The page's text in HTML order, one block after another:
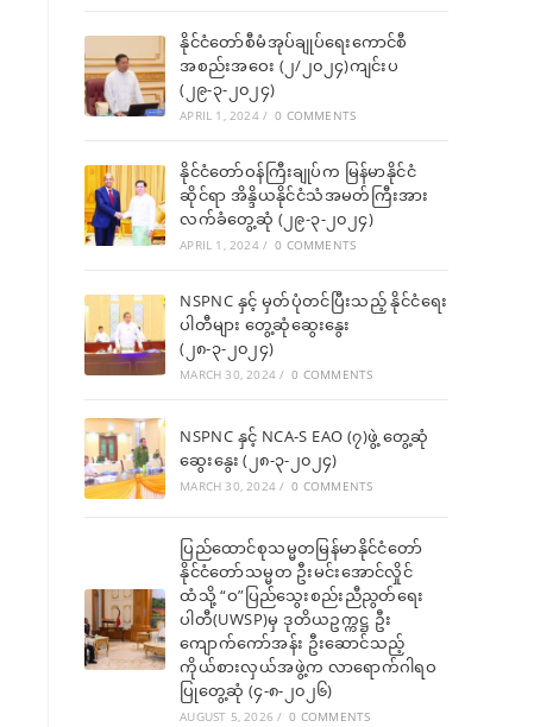
နိုင်ငံတော်စီမံအုပ်ချုပ်ရေးကောင်စီ
အစည်းအဝေး (၂/၂၀၂၄)ကျင်းပ
(၂၉-၃-၂၀၂၄)
APRIL 1, 2024 / 0 COMMENTS
နိုင်ငံတော်ဝန်ကြီးချုပ်က မြန်မာနိုင်ငံ
ဆိုင်ရာ အိန္ဒိယနိုင်ငံသံအမတ်ကြီးအား
လက်ခံတွေ့ဆုံ (၂၉-၃-၂၀၂၄)
APRIL 1, 2024 / 0 COMMENTS
NSPNC နှင့် မှတ်ပုံတင်ပြီးသည့် နိုင်ငံရေး
ပါတီများ တွေ့ဆုံဆွေးနွေး
(၂၈-၃-၂၀၂၄)
MARCH 30, 2024 / 0 COMMENTS
NSPNC နှင့် NCA-S EAO (၇)ဖွဲ့ တွေ့ဆုံ
ဆွေးနွေး (၂၈-၃-၂၀၂၄)
MARCH 30, 2024 / 0 COMMENTS
ပြည်ထောင်စုသမ္မတမြန်မာနိုင်ငံတော်
နိုင်ငံတော်သမ္မတ ဦးမင်းအောင်လှိုင်
ထံသို့ “ဝ”ပြည်သွေးစည်းညီညွတ်ရေး
ပါတီ(UWSP)မှ ဒုတိယဥက္ကဋ္ဌ ဦး
ကျောက်ကော်အန်း ဦးဆောင်သည့်
ကိုယ်စားလှယ်အဖွဲ့က လာရောက်ဂါရဝ
ပြုတွေ့ဆုံ (၄-၈-၂၀၂၆)
AUGUST 5, 2026 / 0 COMMENTS